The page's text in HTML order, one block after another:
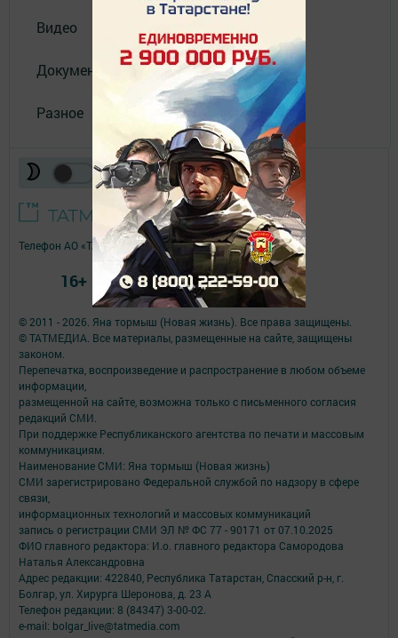
Видео
Документы
Разное
© 2011 - 2026. Яна тормыш (Новая жизнь). Все права защищены.
© ТАТМЕДИА. Все материалы, размещенные на сайте, защищены
законом.
Перепечатка, воспроизведение и распространение в любом объеме
информации,
размещенной на сайте, возможна только с письменного согласия
редакций СМИ.
При поддержке Республиканского агентства по печати и массовым
коммуникациям.
Наименование СМИ: Яна тормыш (Новая жизнь)
СМИ зарегистрировано Федеральной службой по надзору в сфере
связи,
информационных технологий и массовых коммуникаций
запись о регистрации СМИ ЭЛ № ФС 77 - 90171 от 07.10.2025
ФИО главного редактора: И.о. главного редактора Самородова
Наталья Александровна
Адрес редакции: 422840, Республика Татарстан, Спасский р-н, г.
Болгар, ул. Хирурга Шеронова, д. 23 А
Телефон редакции: 8 (84347) 3-00-02.
e-mail: bolgar_live@tatmedia.com
Телефон АО «ТАТМЕДИА»:(843) 222 09 84
16+